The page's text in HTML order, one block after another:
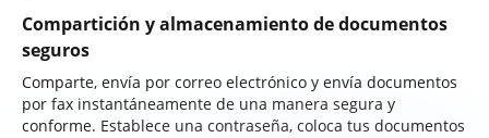
Compartición y almacenamiento de documentos
seguros
Comparte, envía por correo electrónico y envía documentos
por fax instantáneamente de una manera segura y
conforme. Establece una contraseña, coloca tus documentos